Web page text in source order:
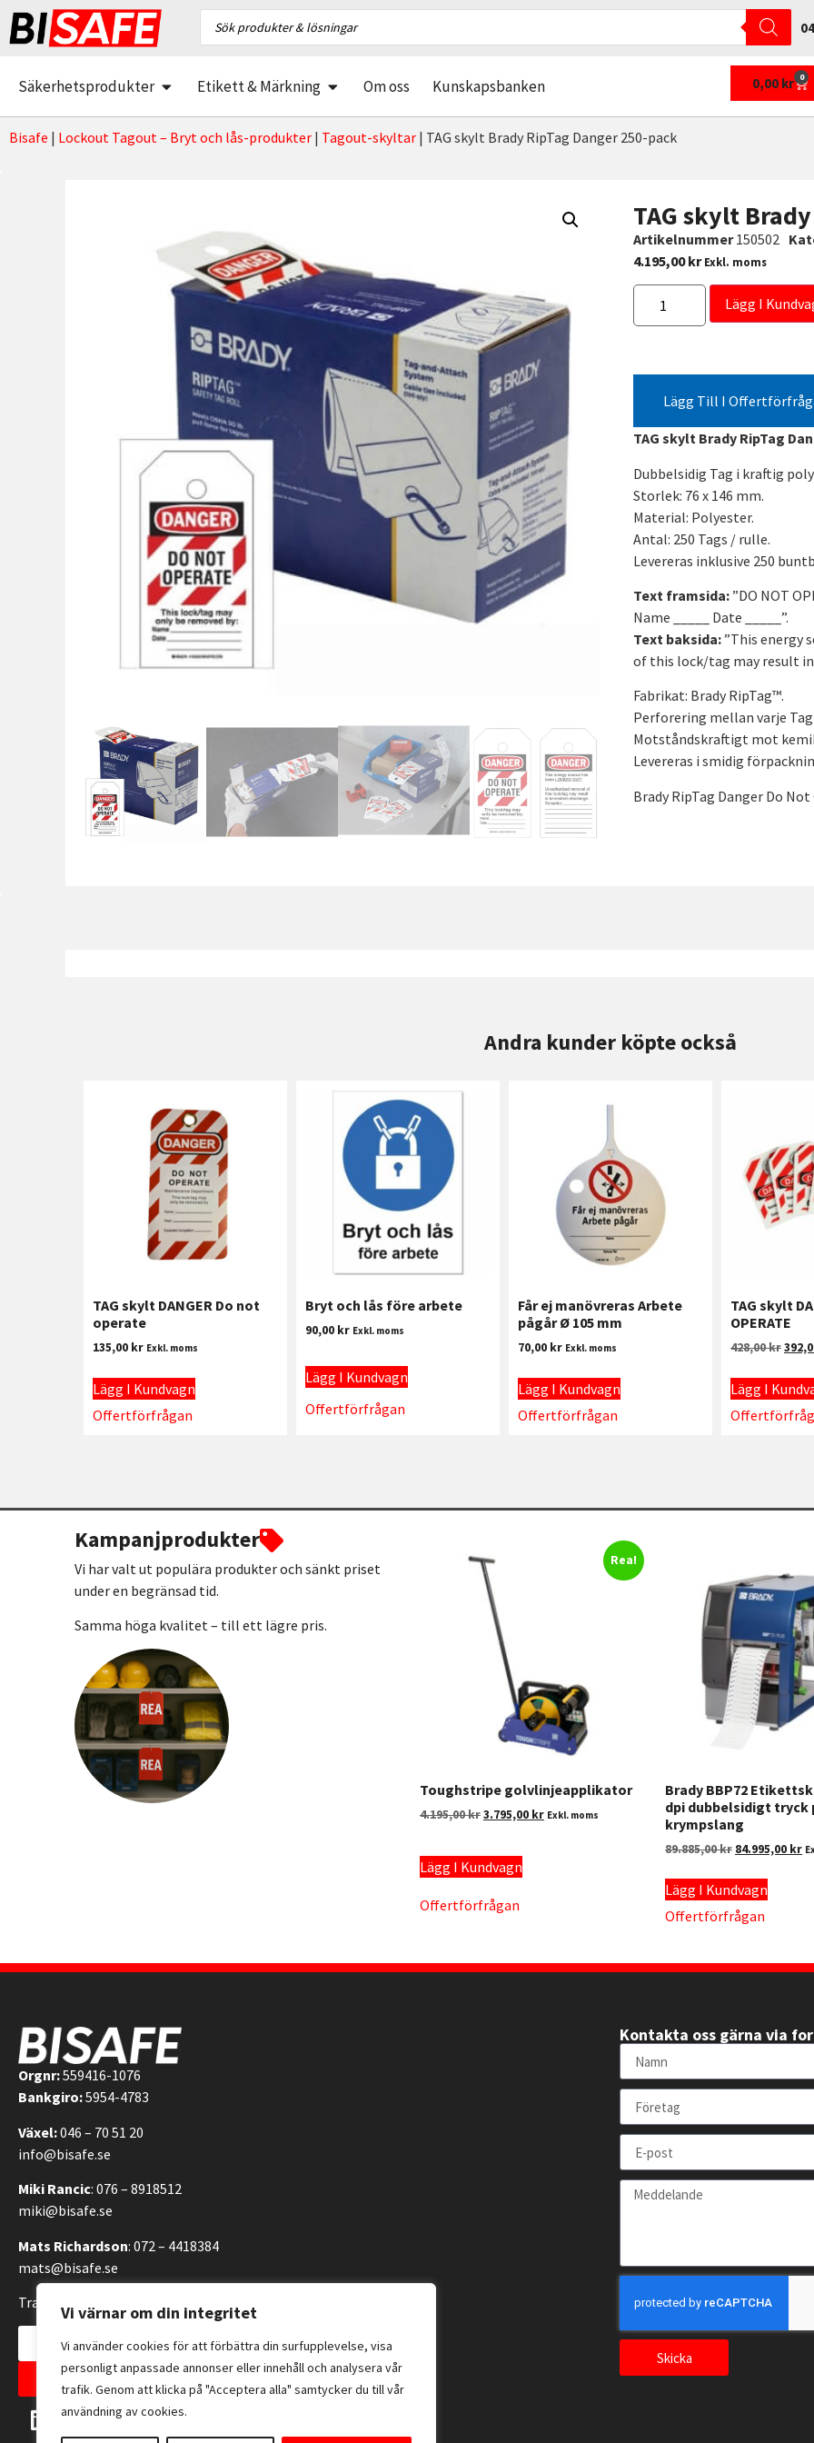
Vi värnar om din integritet
Vi använder cookies för att förbättra din surfupplevelse, visa
personligt anpassade annonser eller innehåll och analysera vår
trafik. Genom att klicka på "Acceptera alla" samtycker du till vår
användning av cookies.
Säkerhetsprodukter Etikett & Märkning Om oss Kunskapsbanken 0,00 kr 0
Bisafe | Lockout Tagout – Bryt och lås-produkter | Tagout-skyltar | TAG skylt Brady RipTag Danger 250-pack
TAG skylt
Artikelnummer150502
4.195,00kr Exkl. moms
Lägg I
Lägg Till I
TAG skylt Brady RipTag
Dubbelsidig Tag i kraftig
Storlek: 76 x 146 mm.
Material: Polyester.
Antal: 250 Tags / rulle.
Levereras inklusive 250
Text framsida:”DO NOT
Name _____ Date _____”.
Text baksida:”This energy
of this lock/tag may result
Fabrikat: Brady RipTag™.
Perforering mellan varje
Motståndskraftigt mot
Levereras i smidig
Brady RipTag Danger Do
Andra kunder köpte också
TAG skylt DANGER Do not
operate
135,00 kr Exkl. moms
Lägg I Kundvagn
Offertförfrågan
Bryt och lås före arbete
90,00 kr Exkl. moms
Lägg I Kundvagn
Offertförfrågan
Får ej manövreras Arbete
pågår Ø 105 mm
70,00 kr Exkl. moms
Lägg I Kundvagn
Offertförfrågan
TAG skylt
OPERATE
428,00kr
Lägg I
Kampanjprodukter
Vi har valt ut populära produkter och sänkt priset
under en begränsad tid.
Samma höga kvalitet – till ett lägre pris.
Rea!
Toughstripe golvlinjeapplikator
4.195,00kr3.795,00 kr Exkl. moms
Lägg I Kundvagn
Offertförfrågan
Brady BBP72
dpi dubbelsidigt tryck
krympslang
89.885,00kr 84.995,00 kr
Lägg I Kundvagn
Offertförfrågan
Orgnr:559416-1076
Bankgiro:5954-4783
Växel:046 – 70 51 20
info@bisafe.se
Miki Rancic: 076 – 8918512
miki@bisafe.se
Mats Richardson: 072 – 4418384
mats@bisafe.se
Transportvägen 14, 246 42 Löddeköpinge, Sverige
Kontakta oss
Allmänna försäljningsvillkor
Kontakta oss gärna via
Skicka